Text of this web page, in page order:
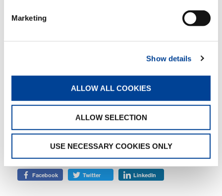
Marketing
Show details
ALLOW ALL COOKIES
ALLOW SELECTION
USE NECESSARY COOKIES ONLY
Laumann (Betriebsleiter, I&H), Uwe
HANDOVER
TEILEN
Facebook Twitter LinkedIn